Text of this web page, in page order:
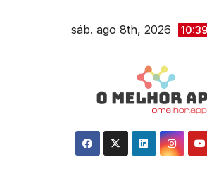
sáb. ago 8th, 2026